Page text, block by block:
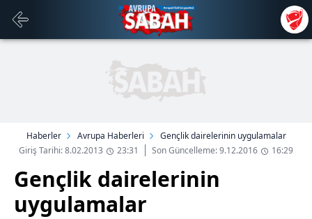
Haberler Avrupa Haberleri
Gençlik dairelerinin uygulamalar
Giriş Tarihi: 8.02.2013
23:31 Son Güncelleme: 9.12.2016 16:29
Gençlik dairelerinin
uygulamalar